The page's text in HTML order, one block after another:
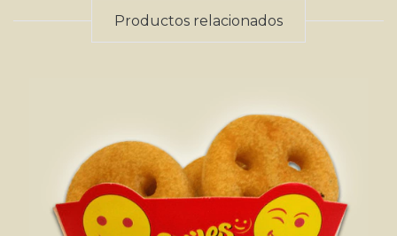
Productos relacionados